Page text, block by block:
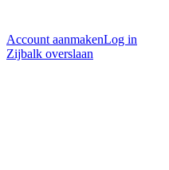
Account aanmakenLog in
Zijbalk overslaan